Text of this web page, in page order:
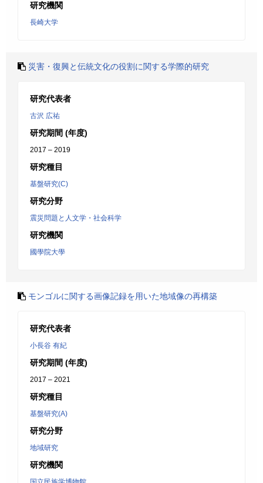
研究機関
長崎大学
災害・復興と伝統文化の役割に関する学際的研究
研究代表者
古沢 広祐
研究期間 (年度)
2017 – 2019
研究種目
基盤研究(C)
研究分野
震災問題と人文学・社会科学
研究機関
國學院大學
モンゴルに関する画像記録を用いた地域像の再構築
研究代表者
小長谷 有紀
研究期間 (年度)
2017 – 2021
研究種目
基盤研究(A)
研究分野
地域研究
研究機関